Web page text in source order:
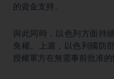
的資金支持。
與此同時，以色列方面持
免權。上週，以色列國防
授權軍方在無需事前批准